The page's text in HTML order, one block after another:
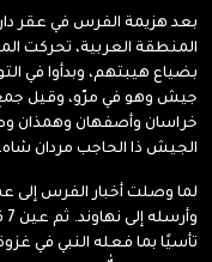
بعد هزيمة الفرس في عقر
المنطقة العربية، تحركت
بضياع هيبتهم، وبدأوا في
خراسان وأصفهان وهمذان
الجيش ذا الحاجب مردان
لما وصلت أخبار الفرس إلى
تأسيًا بما فعله النبي في